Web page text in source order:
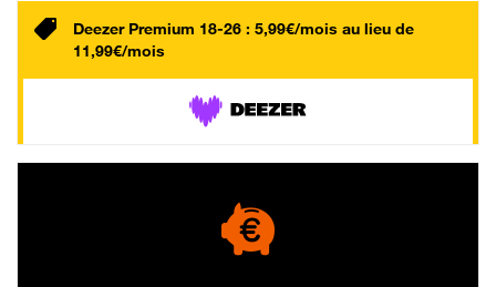
Deezer Premium 18-26 : 5,99€/mois au lieu de
11,99€/mois